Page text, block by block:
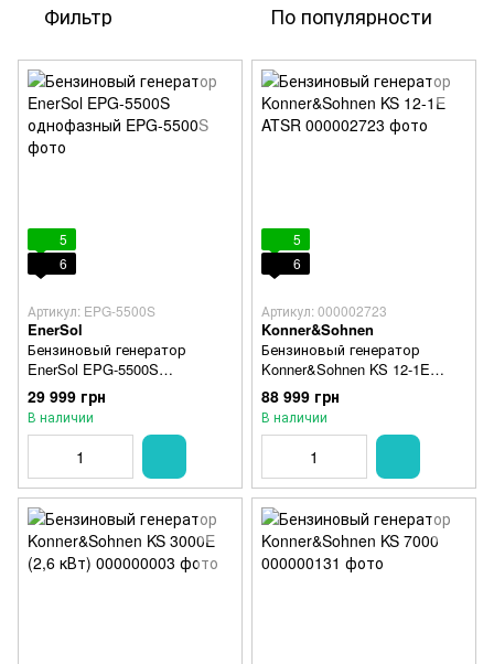
Фильтр По популярности
5
6
Артикул: EPG-5500S
EnerSol
Бензиновый генератор
EnerSol EPG-5500S
однофазный
29 999 грн
В наличии
5
6
Артикул: 000002723
Konner&Sohnen
Бензиновый генератор
Konner&Sohnen KS 12-1E
ATSR
88 999 грн
В наличии